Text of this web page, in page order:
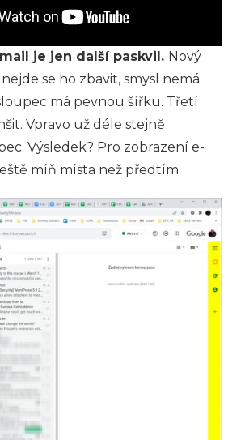
je jen další paskvil. Nový
se ho zbavit, smysl nemá
má pevnou šířku. Třetí
Vpravo už déle stejně
Výsledek? Pro zobrazení e-
míň místa než předtím